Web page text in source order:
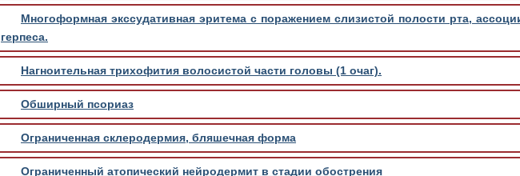
Многоформная экссудативная эритема с поражением слизистой полости рта,
герпеса.
Нагноительная трихофития волосистой части головы (1 очаг).
Обширный псориаз
Ограниченная склеродермия, бляшечная форма
Ограниченный атопический нейродермит в стадии обострения